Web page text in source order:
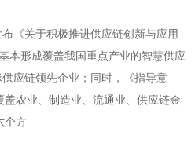
关于积极推进供应链创新与应用
本形成覆盖我国重点产业的智慧供应
应链领先企业；同时，《指导意
农业、制造业、流通业、供应链金
个方